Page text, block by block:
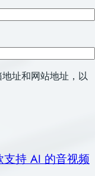
址和网站地址，以
支持 AI 的音视频